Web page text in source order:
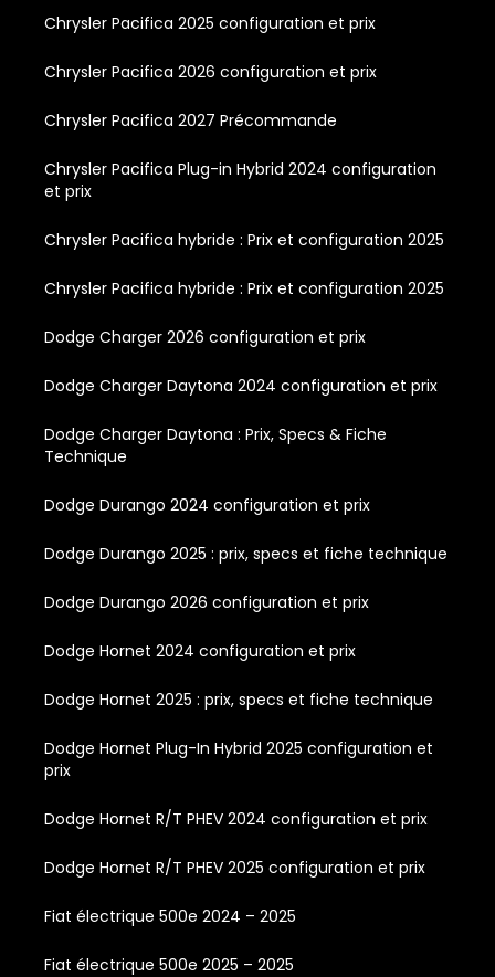
Chrysler Pacifica 2025 configuration et prix
Chrysler Pacifica 2026 configuration et prix
Chrysler Pacifica 2027 Précommande
Chrysler Pacifica Plug-in Hybrid 2024 configuration
et prix
Chrysler Pacifica hybride : Prix et configuration 2025
Chrysler Pacifica hybride : Prix et configuration 2025
Dodge Charger 2026 configuration et prix
Dodge Charger Daytona 2024 configuration et prix
Dodge Charger Daytona : Prix, Specs & Fiche
Technique
Dodge Durango 2024 configuration et prix
Dodge Durango 2025 : prix, specs et fiche technique
Dodge Durango 2026 configuration et prix
Dodge Hornet 2024 configuration et prix
Dodge Hornet 2025 : prix, specs et fiche technique
Dodge Hornet Plug-In Hybrid 2025 configuration et
prix
Dodge Hornet R/T PHEV 2024 configuration et prix
Dodge Hornet R/T PHEV 2025 configuration et prix
Fiat électrique 500e 2024 – 2025
Fiat électrique 500e 2025 – 2025